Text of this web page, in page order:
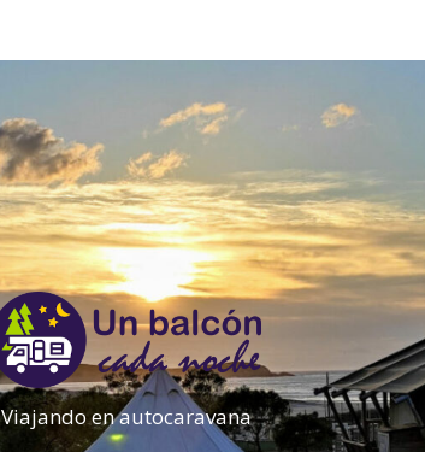
Viajando en autocaravana